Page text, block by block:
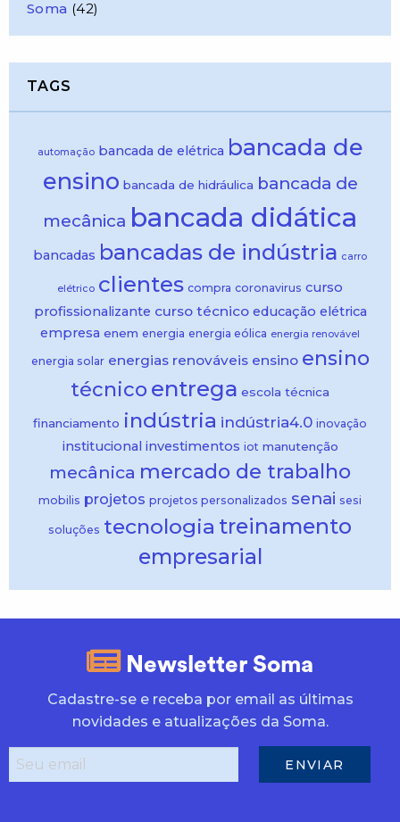
Soma (42)
TAGS
automação bancada de elétrica bancada de
ensino bancada de hidráulica bancada de
mecânica bancada didática
bancadas bancadas de indústria carro
elétrico clientes compra coronavirus curso
profissionalizante curso técnico educação elétrica
empresa enem energia energia eólica energia renovável
energia solar energias renováveis ensino ensino
técnico entrega escola técnica
financiamento indústria indústria4.0 inovação
institucional investimentos iot manutenção
mecânica mercado de trabalho
mobilis projetos projetos personalizados senai sesi
soluções tecnologia treinamento
empresarial
Newsletter Soma
Cadastre-se e receba por email as últimas
novidades e atualizações da Soma.